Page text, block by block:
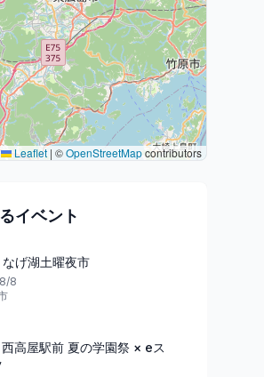
Leaflet | ©OpenStreetMapcontributors
イベント
なげ湖土曜夜市
8
高屋駅前 夏の学園祭 × eス